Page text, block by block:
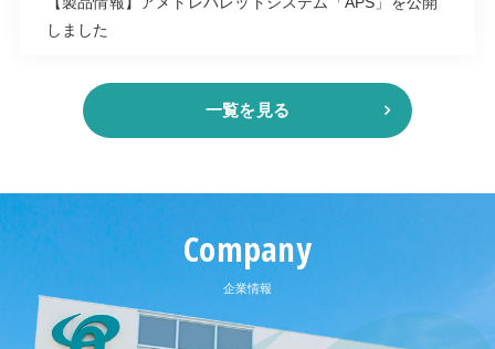
しました
一覧を見る
Company
企業情報